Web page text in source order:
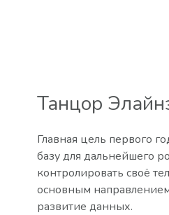
Танцор
Главная цель первого
базу для дальнейшего
контролировать своё
основным направлением
развитие данных.